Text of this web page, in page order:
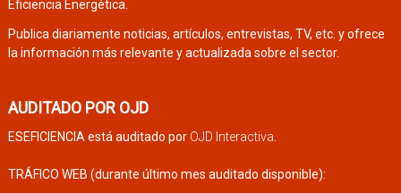
Eficiencia Energética.
Publica diariamente noticias, artículos, entrevistas, TV, etc. y ofrece
la información más relevante y actualizada sobre el sector.
AUDITADO POR OJD
ESEFICIENCIA está auditado por OJD Interactiva
TRÁFICO WEB (durante último mes auditado disponible):